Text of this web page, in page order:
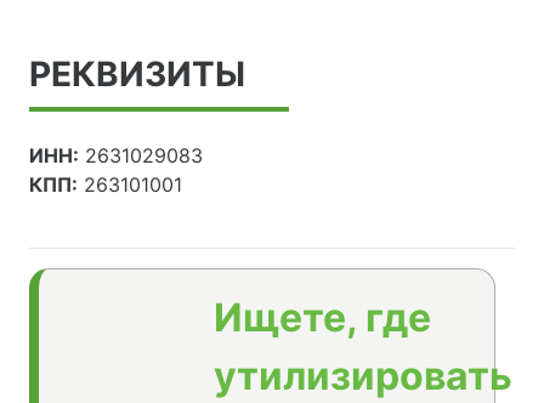
РЕКВИЗИТЫ
ИНН: 2631029083
КПП: 263101001
Ищете, где
утилизировать